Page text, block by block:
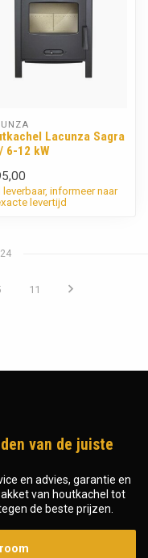
Lacunza Sagra
6-12 kW
leverbaar, informeer naar
levertijd
11
van de juiste
en advies, garantie en
van houtkachel tot
de beste prijzen.